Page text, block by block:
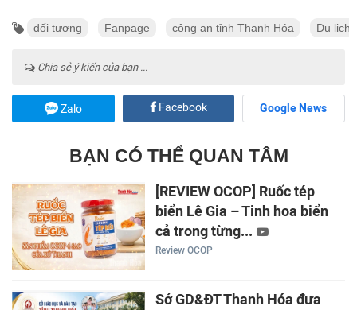
đối tượng Fanpage công an tỉnh Thanh Hóa Du lịch
Chia sẻ ý kiến của bạn ...
Zalo Facebook Google News
BẠN CÓ THỂ QUAN TÂM
[REVIEW OCOP] Ruốc tép
biển Lê Gia – Tinh hoa biển
cả trong từng...
Review OCOP
Sở GD&ĐT Thanh Hóa đưa